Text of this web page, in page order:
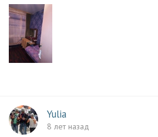
Yulia
8 лет назад